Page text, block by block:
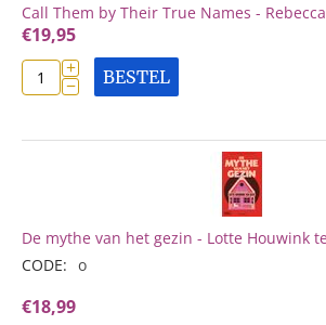
Call Them by Their True Names -
€19,95
+
− BESTEL
De mythe van het gezin - Lotte Houwink
CODE: o
€18,99